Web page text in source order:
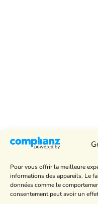
Pour vous offrir la meilleure
informations des appareils. Le
données comme le
consentement peut avoir un